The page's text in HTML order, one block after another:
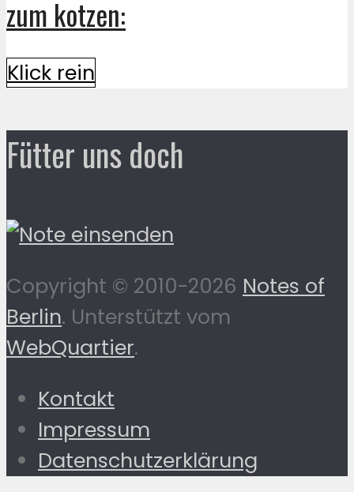
zum kotzen:
Klick rein
Fütter uns doch
Copyright © 2010-2026 Notes of
Berlin. Unterstützt vom
WebQuartier.
Kontakt
Impressum
Datenschutzerklärung